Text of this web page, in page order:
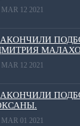
MAR 12 2021
MAR 12 2021
MAR 01 2021